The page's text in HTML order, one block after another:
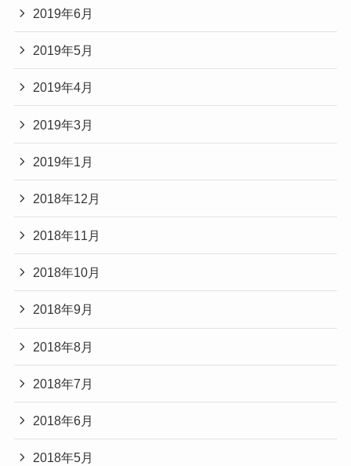
2019年6月
2019年5月
2019年4月
2019年3月
2019年1月
2018年12月
2018年11月
2018年10月
2018年9月
2018年8月
2018年7月
2018年6月
2018年5月